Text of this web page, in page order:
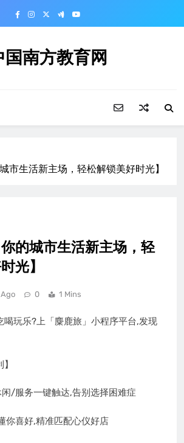
国南方教育网
市生活新主场，轻松解锁美好时光】
你的城市生活新主场，轻
光】
Ago 0 1 Mins
喝玩乐?上「麋鹿旅」小程序平台,发现
/服务一键触达,告别选择困难症
你喜好,精准匹配心仪好店